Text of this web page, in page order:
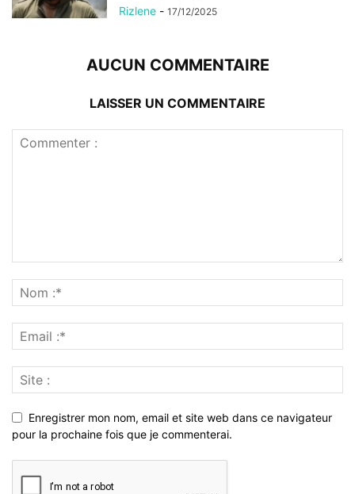
Rizlene - 17/12/2025
AUCUN COMMENTAIRE
LAISSER UN COMMENTAIRE
Enregistrer mon nom, email et site web dans ce navigateur
pour la prochaine fois que je commenterai.